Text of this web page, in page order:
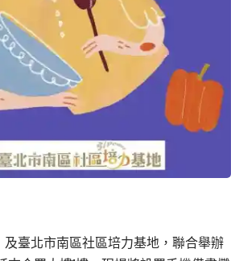
臺北市南區社區培力基地，聯合舉辦